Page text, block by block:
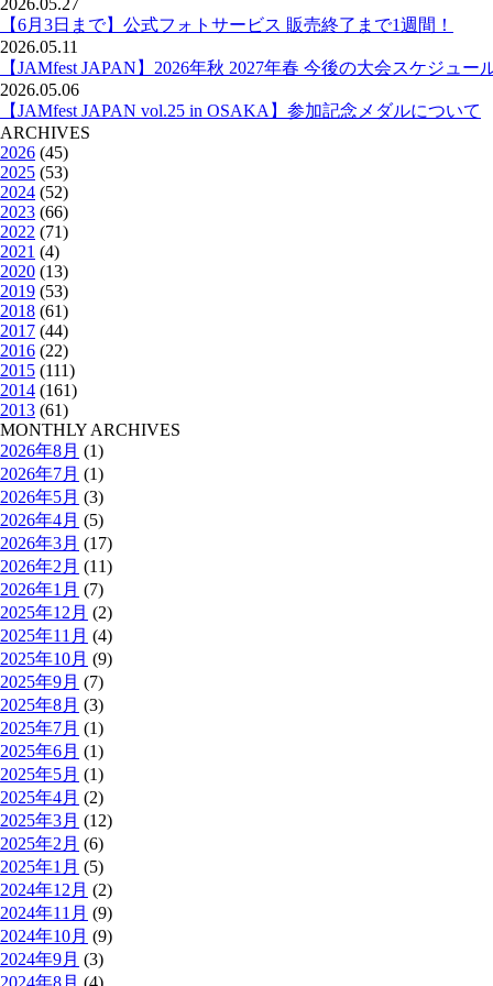
2026.05.27
【6月3日まで】公式フォトサービス 販売終了まで1週間！
2026.05.11
【JAMfest JAPAN】2026年秋 2027年春 今後の大会スケジュー
2026.05.06
【JAMfest JAPAN vol.25 in OSAKA】参加記念メダルについて
ARCHIVES
2026 (45)
2025 (53)
2024 (52)
2023 (66)
2022 (71)
2021 (4)
2020 (13)
2019 (53)
2018 (61)
2017 (44)
2016 (22)
2015 (111)
2014 (161)
2013 (61)
MONTHLY ARCHIVES
2026年8月 (1)
2026年7月 (1)
2026年5月 (3)
2026年4月 (5)
2026年3月 (17)
2026年2月 (11)
2026年1月 (7)
2025年12月 (2)
2025年11月 (4)
2025年10月 (9)
2025年9月 (7)
2025年8月 (3)
2025年7月 (1)
2025年6月 (1)
2025年5月 (1)
2025年4月 (2)
2025年3月 (12)
2025年2月 (6)
2025年1月 (5)
2024年12月 (2)
2024年11月 (9)
2024年10月 (9)
2024年9月 (3)
2024年8月 (4)